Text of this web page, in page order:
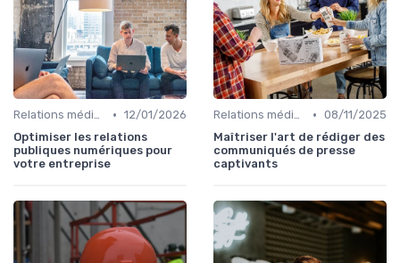
Relations médias & presse • 12/01/2026
Optimiser les relations
publiques numériques pour
votre entreprise
Relations médias & presse • 08/11/2025
Maîtriser l'art de rédiger des
communiqués de presse
captivants